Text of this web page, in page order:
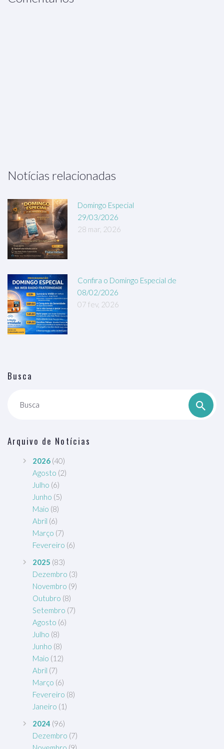
Notícias relacionadas
Domingo Especial
29/03/2026
28 mar, 2026
Confira o Domingo Especial de
08/02/2026
07 fev, 2026
Busca
Busca
Arquivo de Notícias
2026 (40)
Agosto (2)
Julho (6)
Junho (5)
Maio (8)
Abril (6)
Março (7)
Fevereiro (6)
2025 (83)
Dezembro (3)
Novembro (9)
Outubro (8)
Setembro (7)
Agosto (6)
Julho (8)
Junho (8)
Maio (12)
Abril (7)
Março (6)
Fevereiro (8)
Janeiro (1)
2024 (96)
Dezembro (7)